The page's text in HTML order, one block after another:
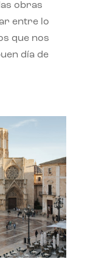
obras
entre lo
que nos
día de